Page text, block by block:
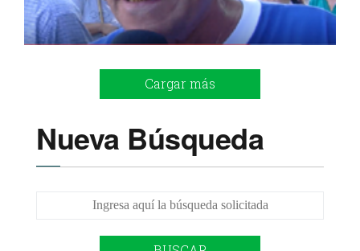
Cargar más
Nueva Búsqueda